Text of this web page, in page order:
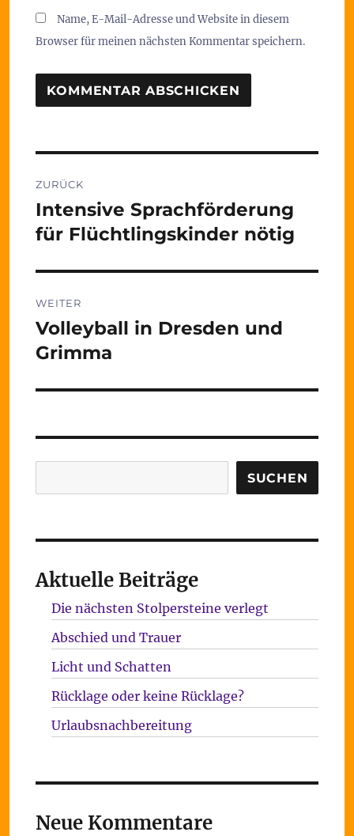
Name, E-Mail-Adresse und Website in diesem
Browser für meinen nächsten Kommentar speichern.
ZURÜCK
Vorheriger
Beitrag:
Intensive Sprachförderung
für Flüchtlingskinder nötig
WEITER
Nächster
Beitrag:
Volleyball in Dresden und
Grimma
SUCHEN
Aktuelle Beiträge
Die nächsten Stolpersteine verlegt
Abschied und Trauer
Licht und Schatten
Rücklage oder keine Rücklage?
Urlaubsnachbereitung
Neue Kommentare